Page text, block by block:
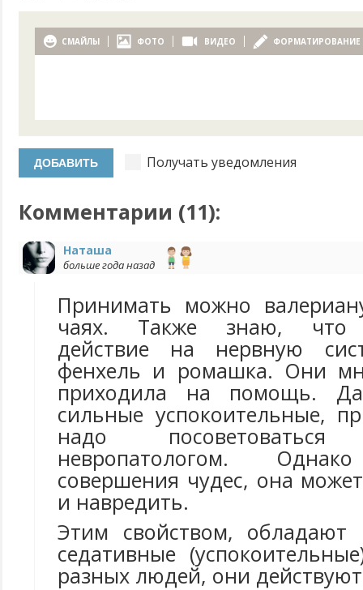
СМАЙЛЫ ФОТО ВИДЕО ФОРМАТИРОВАНИЕ
Получать уведомления
Комментарии (11):
Наташа
больше года назад
Принимать можно
чаях. Также знаю, что
действие на нервную
фенхель и ромашка. Они
приходила на помощь.
сильные успокоительные,
надо
невропатологом.
совершения чудес, она
и навредить.
Этим свойством, обладают
седативные
разных людей, они